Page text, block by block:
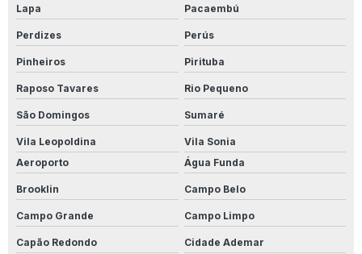
Crepina k1
Lapa Pacaembú
Perdizes Perús
Pinheiros Pirituba
Raposo Tavares Rio Pequeno
São Domingos Sumaré
Vila Leopoldina
Vila Sonia
Aeroporto
Água Funda
Brooklin Campo Belo
Campo Grande Campo Limpo
Capão Redondo Cidade Ademar